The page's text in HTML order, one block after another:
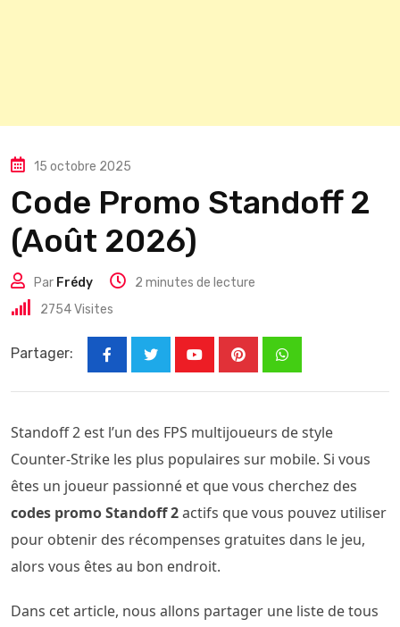
15 octobre 2025
Code Promo Standoff 2
(Août 2026)
Par Frédy
2 minutes de lecture
2754Visites
Partager:
YoutubePinterestWhatsapp
Standoff 2 est l’un des FPS multijoueurs de style
Counter-Strike les plus populaires sur mobile. Si vous
êtes un joueur passionné et que vous cherchez des
codes promo Standoff 2actifs que vous pouvez utiliser
pour obtenir des récompenses gratuites dans le jeu,
alors vous êtes au bon endroit.
Dans cet article, nous allons partager une liste de tous